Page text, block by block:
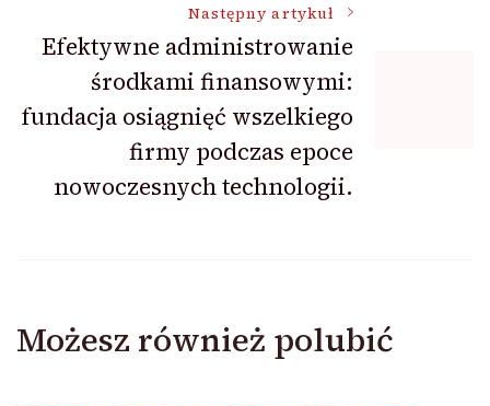
Następny artykuł
Efektywne administrowanie
środkami finansowymi:
fundacja osiągnięć wszelkiego
firmy podczas epoce
nowoczesnych technologii.
Możesz również polubić